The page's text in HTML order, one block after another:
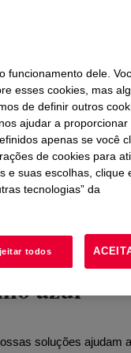
CO₂ de processos
em tratamento de gás,
azul
soluções ajudam
funcionamento dele.
esses cookies, mas
de definir outros
ajudar a proporcionar
apenas se você
de cookies para
e suas escolhas, clique
tecnologias” da
todos